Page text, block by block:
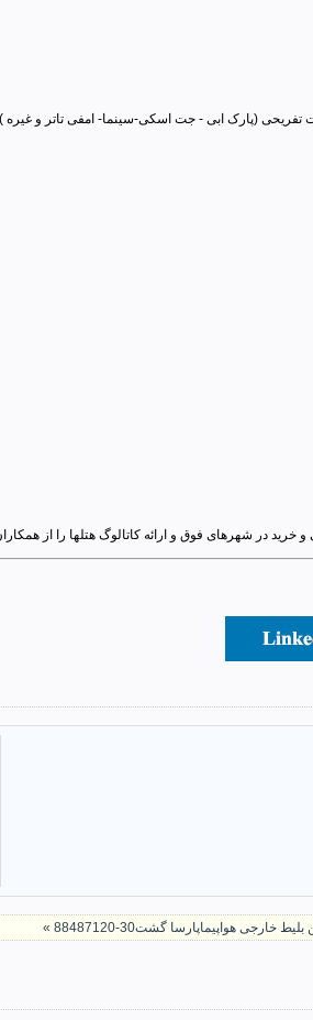
خرید در شهرهای فوق و ارائه کاتالوگ هتلها را از
خارجی هواپیماپارسا گشت30-88487120 »